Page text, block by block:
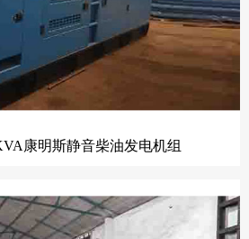
康明斯静音柴油发电机组